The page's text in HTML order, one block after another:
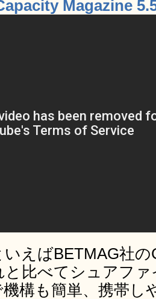
Magazine
えばBETMAG社
と比べてシュアフ
構も簡単、携帯し